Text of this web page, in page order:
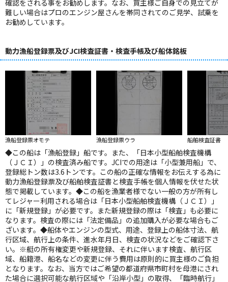
確認をされる事をお勧めします。なお、買主様ご自身での見立てが
難しい場合はプロのエンジン屋さんを帯同されてのご見学、試乗を
お勧めしています。
動力漁船登録票及びJCI検査証書・検査手帳及び船体銘板
漁船登録票オモテ 漁船登録票ウラ 船舶検査証書
◆この船は「漁船登録」船です。また、「日本小型船舶検査機構
（ＪＣＩ）」の検査済み船です。JCIでの用途は「小型兼用船」で、
登録総トン数は3.6トンです。この船の正確な情報をお伝えする為に
動力漁船登録票及び船舶検査証書と検査手帳を個人情報を伏せた状
態で掲載しています。◆この船を漁業者様でない一般の方が所有し
てレジャー利用される場合は「日本小型船舶検査機構（ＪＣＩ）」
に「新規登録」が必要です。また新規登録の際は「検査」も必要に
なります。検査の際には「法定備品」の追加購入が必要な場合もご
ざいます。◆船体やエンジンの型式、用途、登録上の船体寸法、航
行区域、航行上の条件、進水年月日、検査の状況などをご確認下さ
い。※艇の所有権変更や新規登録、それに伴います検査、航行区
域、船籍港、船名などの変更に伴う費用は原則的に買主様のご負担
となります。なお、当方ではご希望の都道府県市町村を母港にされ
た場合に選択可能な航行区域や「沿岸小型」の取得、「臨時航行」